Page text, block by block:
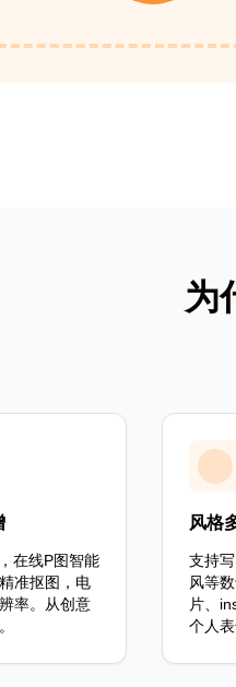
为
在线P图智能
准抠图，电
率。从创意
风格
支持
风等
片、
个人